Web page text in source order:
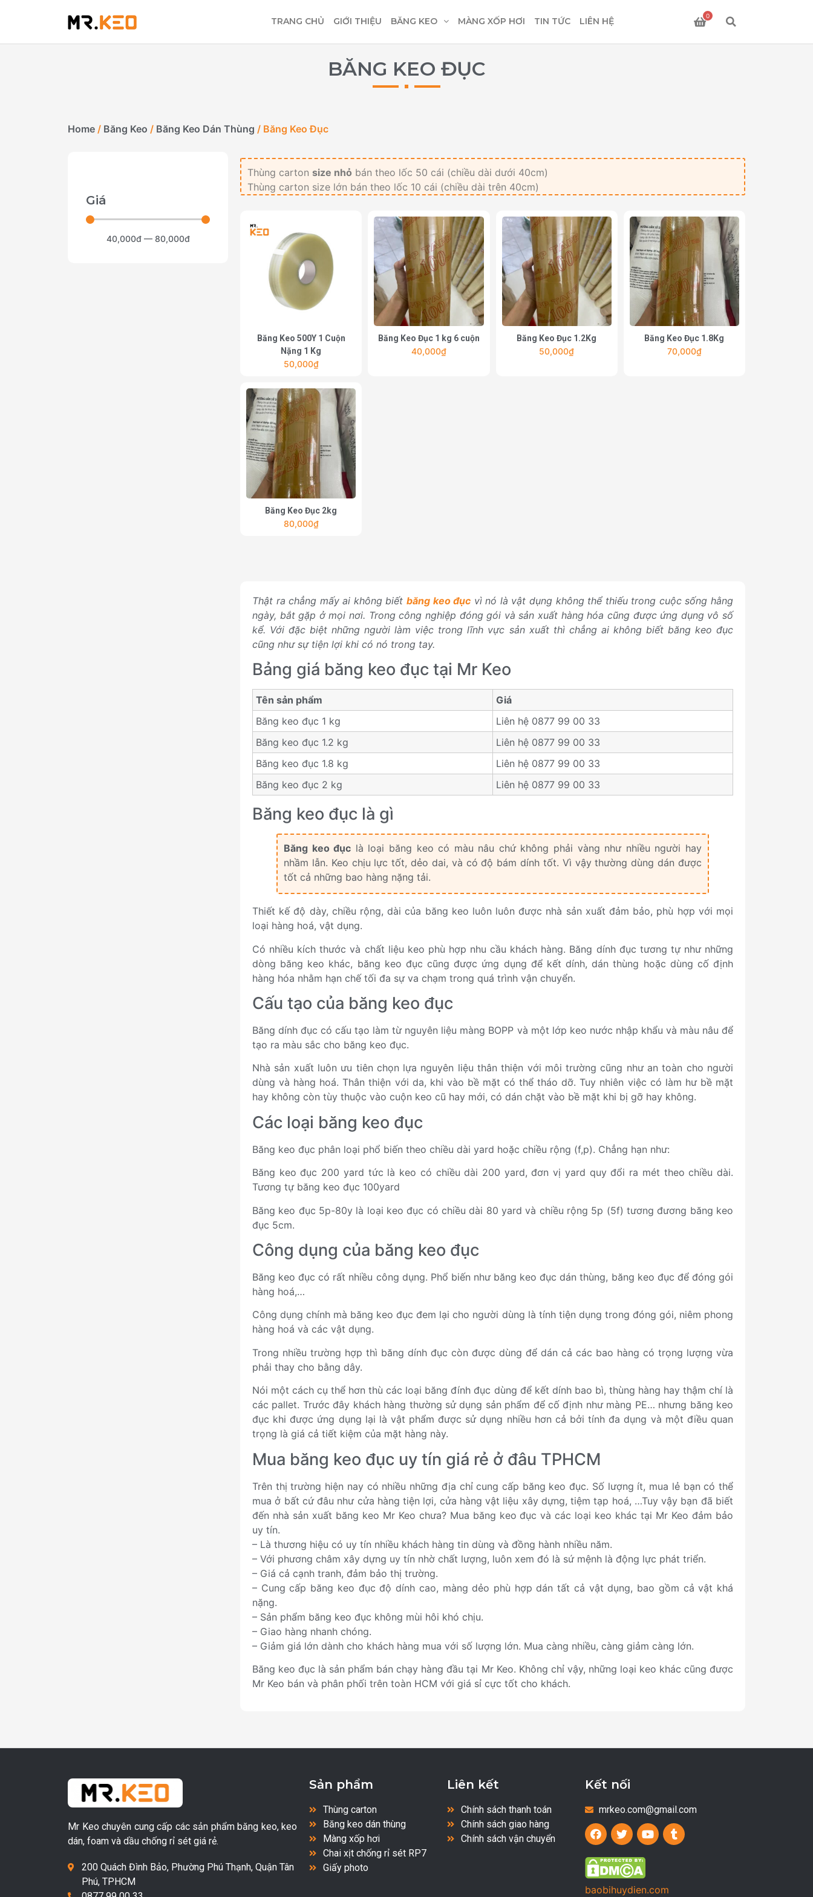
TRANG CHỦ GIỚI THIỆU BĂNG KEO MÀNG XỐP HƠI TIN TỨC LIÊN HỆ 0
BĂNG KEO ĐỤC
Home / Băng Keo / Băng Keo Dán Thùng / Băng Keo Đục
Giá
40,000đ— 80,000đ
Thùng carton size nhỏ bán theo lốc 50 cái (chiều dài dưới 40cm)
Thùng carton size lớn bán theo lốc 10 cái (chiều dài trên 40cm)
Băng Keo 500Y 1 Cuộn
Nặng 1 Kg
50,000₫
Băng Keo Đục 1 kg 6 cuộn
40,000₫
Băng Keo Đục 1.2Kg
50,000₫
Băng Keo Đục 1.8Kg
70,000₫
Băng Keo Đục 2kg
80,000₫
Thật ra chẳng mấy ai không biết băng keo đục vì nó là vật dụng không thể thiếu trong cuộc sống hằng
ngày, bắt gặp ở mọi nơi. Trong công nghiệp đóng gói và sản xuất hàng hóa cũng được ứng dụng vô số
kể. Với đặc biệt những người làm việc trong lĩnh vực sản xuất thì chẳng ai không biết băng keo đục
cũng như sự tiện lợi khi có nó trong tay.
Bảng giá băng keo đục tại Mr Keo
Tên sản phẩm
Giá
Băng keo đục 1 kg
Liên hệ 0877 99 00 33
Băng keo đục 1.2 kg
Liên hệ 0877 99 00 33
Băng keo đục 1.8 kg
Liên hệ 0877 99 00 33
Băng keo đục 2 kg
Liên hệ 0877 99 00 33
Băng keo đục là gì
Băng keo đục là loại băng keo có màu nâu chứ không phải vàng như nhiều người hay
nhầm lẫn. Keo chịu lực tốt, dẻo dai, và có độ bám dính tốt. Vì vậy thường dùng dán được
tốt cả những bao hàng nặng tải.
Thiết kế độ dày, chiều rộng, dài của băng keo luôn luôn được nhà sản xuất đảm bảo, phù hợp với mọi
loại hàng hoá, vật dụng.
Có nhiều kích thước và chất liệu keo phù hợp nhu cầu khách hàng. Băng dính đục tương tự như những
dòng băng keo khác, băng keo đục cũng được ứng dụng để kết dính, dán thùng hoặc dùng cố định
hàng hóa nhằm hạn chế tối đa sự va chạm trong quá trình vận chuyển.
Cấu tạo của băng keo đục
Băng dính đục có cấu tạo làm từ nguyên liệu màng BOPP và một lớp keo nước nhập khẩu và màu nâu để
tạo ra màu sắc cho băng keo đục.
Nhà sản xuất luôn ưu tiên chọn lựa nguyên liệu thân thiện với môi trường cũng như an toàn cho người
dùng và hàng hoá. Thân thiện với da, khi vào bề mặt có thể tháo dỡ. Tuy nhiên việc có làm hư bề mặt
hay không còn tùy thuộc vào cuộn keo cũ hay mới, có dán chặt vào bề mặt khi bị gỡ hay không.
Các loại băng keo đục
Băng keo đục phân loại phổ biến theo chiều dài yard hoặc chiều rộng (f,p). Chẳng hạn như:
Băng keo đục 200 yard tức là keo có chiều dài 200 yard, đơn vị yard quy đổi ra mét theo chiều dài.
Tương tự băng keo đục 100yard
Băng keo đục 5p-80y là loại keo đục có chiều dài 80 yard và chiều rộng 5p (5f) tương đương băng keo
đục 5cm.
Công dụng của băng keo đục
Băng keo đục có rất nhiều công dụng. Phổ biến như băng keo đục dán thùng, băng keo đục để đóng gói
hàng hoá,…
Công dụng chính mà băng keo đục đem lại cho người dùng là tính tiện dụng trong đóng gói, niêm phong
hàng hoá và các vật dụng.
Trong nhiều trường hợp thì băng dính đục còn được dùng để dán cả các bao hàng có trọng lượng vừa
phải thay cho bằng dây.
Nói một cách cụ thể hơn thù các loại băng đính đục dùng để kết dính bao bì, thùng hàng hay thậm chí là
các pallet. Trước đây khách hàng thường sử dụng sản phẩm để cố định như màng PE… nhưng băng keo
đục khi được ứng dụng lại là vật phẩm được sử dụng nhiều hơn cả bởi tính đa dụng và một điều quan
trọng là giá cả tiết kiệm của mặt hàng này.
Mua băng keo đục uy tín giá rẻ ở đâu TPHCM
Trên thị trường hiện nay có nhiều những địa chỉ cung cấp băng keo đục. Số lượng ít, mua lẻ bạn có thể
mua ở bất cứ đâu như cửa hàng tiện lợi, cửa hàng vật liệu xây dựng, tiệm tạp hoá, …Tuy vậy bạn đã biết
đến nhà sản xuất băng keo Mr Keo chưa? Mua băng keo đục và các loại keo khác tại Mr Keo đảm bảo
uy tín.
– Là thương hiệu có uy tín nhiều khách hàng tin dùng và đồng hành nhiều năm.
– Với phương châm xây dựng uy tín nhờ chất lượng, luôn xem đó là sứ mệnh là động lực phát triển.
– Giá cả cạnh tranh, đảm bảo thị trường.
– Cung cấp băng keo đục độ dính cao, màng dẻo phù hợp dán tất cả vật dụng, bao gồm cả vật khá
nặng.
– Sản phẩm băng keo đục không mùi hôi khó chịu.
– Giao hàng nhanh chóng.
– Giảm giá lớn dành cho khách hàng mua với số lượng lớn. Mua càng nhiều, càng giảm càng lớn.
Băng keo đục là sản phẩm bán chạy hàng đầu tại Mr Keo. Không chỉ vậy, những loại keo khác cũng được
Mr Keo bán và phân phối trên toàn HCM với giá sỉ cực tốt cho khách.
Mr Keo chuyên cung cấp các sản phẩm băng keo, keo
dán, foam và dầu chống rỉ sét giá rẻ.
200 Quách Đình Bảo, Phường Phú Thạnh, Quận Tân
Phú, TPHCM
Sản phẩm
Thùng carton
Băng keo dán thùng
Màng xốp hơi
Chai xịt chống rỉ sét RP7
Giấy photo
Liên kết
Chính sách thanh toán
Chính sách giao hàng
Chính sách vận chuyển
Kết nối
mrkeo.com@gmail.com
baobihuydien.com